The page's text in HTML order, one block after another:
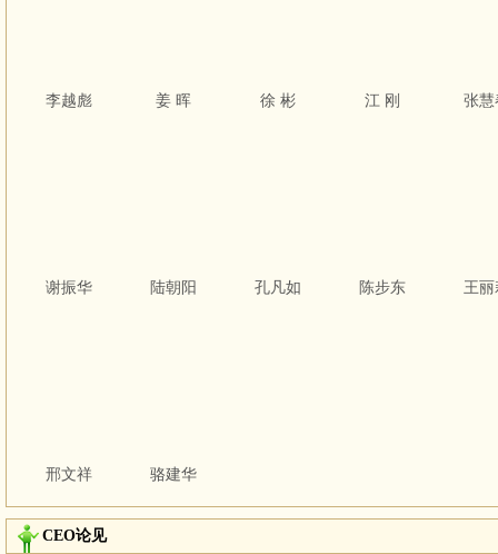
李越彪 姜 晖 徐 彬 江 刚 张慧
谢振华 陆朝阳 孔凡如 陈步东 王丽
邢文祥 骆建华
CEO论见